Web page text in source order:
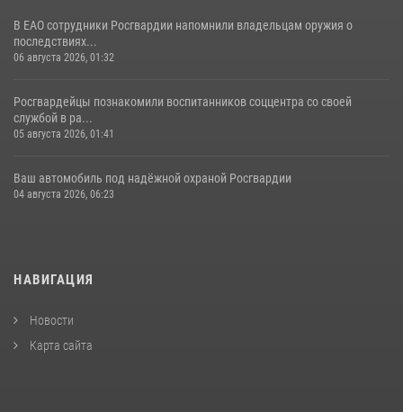
В ЕАО сотрудники Росгвардии напомнили владельцам оружия о
последствиях...
06 августа 2026, 01:32
Росгвардейцы познакомили воспитанников соццентра со своей
службой в ра...
05 августа 2026, 01:41
Ваш автомобиль под надёжной охраной Росгвардии
04 августа 2026, 06:23
НАВИГАЦИЯ
Новости
Карта сайта